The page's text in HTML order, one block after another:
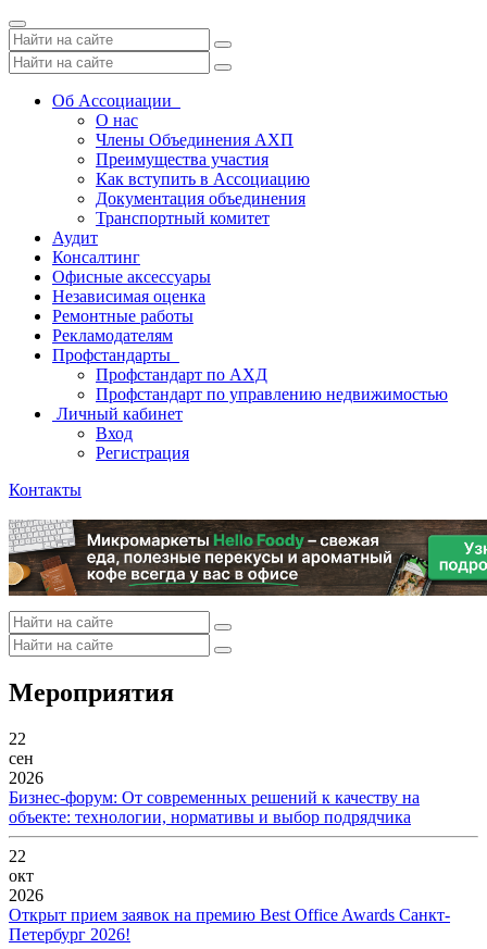
Toggle
navigation
Об Ассоциации
О нас
Члены Объединения АХП
Преимущества участия
Как вступить в Ассоциацию
Документация объединения
Транспортный комитет
Аудит
Консалтинг
Офисные аксессуары
Независимая оценка
Ремонтные работы
Рекламодателям
Профстандарты
Профстандарт по АХД
Профстандарт по управлению недвижимостью
Личный кабинет
Вход
Регистрация
Контакты
Мероприятия
22
сен
2026
Бизнес-форум: От современных решений к качеству на
объекте: технологии, нормативы и выбор подрядчика
22
окт
2026
Открыт прием заявок на премию Best Office Awards Санкт-
Петербург 2026!